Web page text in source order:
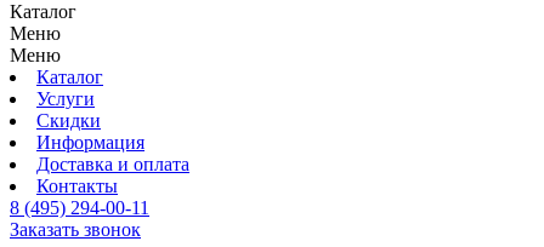
Каталог
Меню
Меню
Каталог
Услуги
Скидки
Информация
Доставка и оплата
Контакты
8 (495) 294-00-11
Заказать звонок